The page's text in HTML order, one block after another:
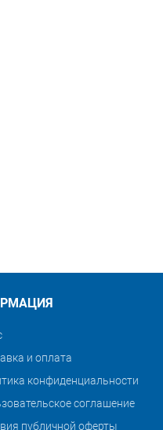
и оплата
конфиденциальности
соглашение
публичной оферты